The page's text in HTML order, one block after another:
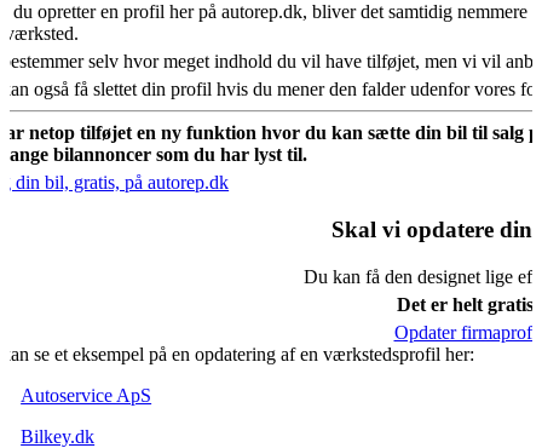
du opretter en profil her på autorep.dk, bliver det samtidig nemmere
selv hvor meget indhold du vil have tilføjet, men vi vil
også få slettet din profil hvis du mener den falder udenfor vores
netop tilføjet en ny funktion hvor du kan sætte din bil til salg
bilannoncer som du har lyst til.
din bil, gratis, på autorep.dk
Skal vi opdatere din
Du kan få den designet lige
Det er helt gratis.
Opdater firmaprofil
se et eksempel på en opdatering af en værkstedsprofil her:
Autoservice ApS
Bilkey.dk